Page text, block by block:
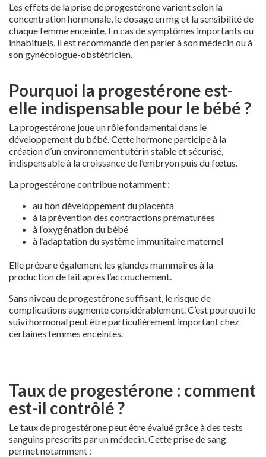
Les effets de la prise de progestérone varient selon la
concentration hormonale, le dosage en mg et la sensibilité de
chaque femme enceinte. En cas de symptômes importants ou
inhabituels, il est recommandé d’en parler à son médecin ou à
son gynécologue-obstétricien.
Pourquoi la progestérone est-
elle indispensable pour le bébé ?
La progestérone joue un rôle fondamental dans le
développement du bébé. Cette hormone participe à la
création d’un environnement utérin stable et sécurisé,
indispensable à la croissance de l’embryon puis du fœtus.
La progestérone contribue notamment :
au bon développement du placenta
à la prévention des contractions prématurées
à l’oxygénation du bébé
à l’adaptation du système immunitaire maternel
Elle prépare également les glandes mammaires à la
production de lait après l’accouchement.
Sans niveau de progestérone suffisant, le risque de
complications augmente considérablement. C’est pourquoi le
suivi hormonal peut être particulièrement important chez
certaines femmes enceintes.
Taux de progestérone : comment
est-il contrôlé ?
Le taux de progestérone peut être évalué grâce à des tests
sanguins prescrits par un médecin. Cette prise de sang
permet notamment :